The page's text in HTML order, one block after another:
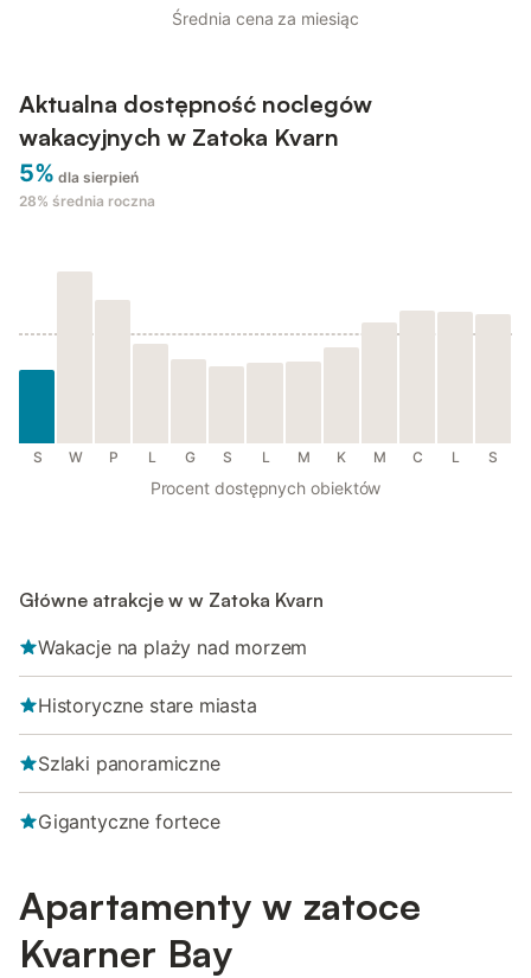
Średnia cena za miesiąc
Aktualna dostępność noclegów
wakacyjnych w Zatoka Kvarn
5% dla sierpień
28% średnia roczna
S W P L G S L M K M C L S
Procent dostępnych obiektów
Główne atrakcje w w Zatoka Kvarn
Wakacje na plaży nad morzem
Historyczne stare miasta
Szlaki panoramiczne
Gigantyczne fortece
Apartamenty w zatoce
Kvarner Bay